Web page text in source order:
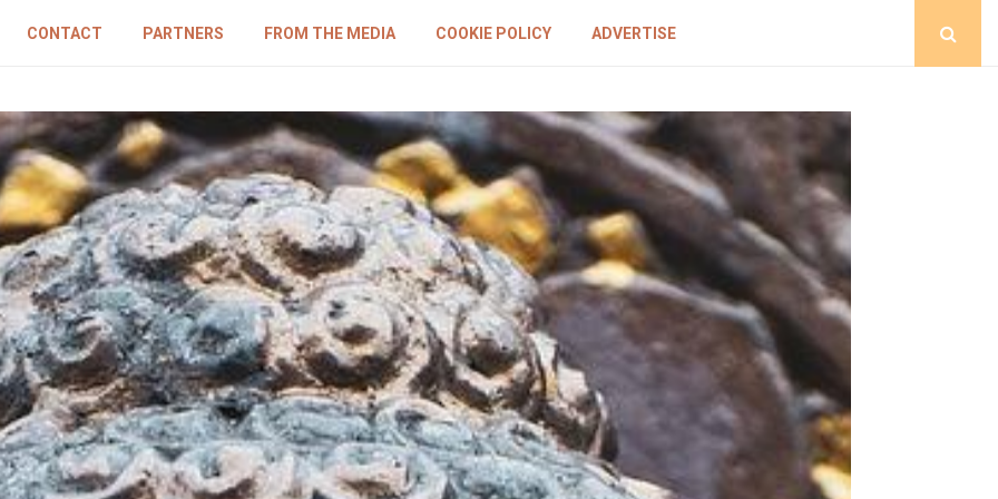
CONTACT PARTNERS FROM THE MEDIA COOKIE POLICY ADVERTISE